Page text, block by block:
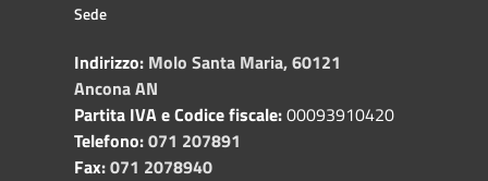
Sede
Indirizzo: Molo Santa Maria, 60121
Ancona AN
Partita IVA e Codice fiscale:00093910420
Telefono:071 207891
Fax:071 2078940